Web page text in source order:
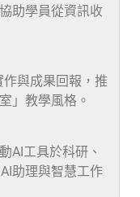
助學員從資訊收
與成果回報，推
」教學風格。
AI工具於科研、
助理與智慧工作